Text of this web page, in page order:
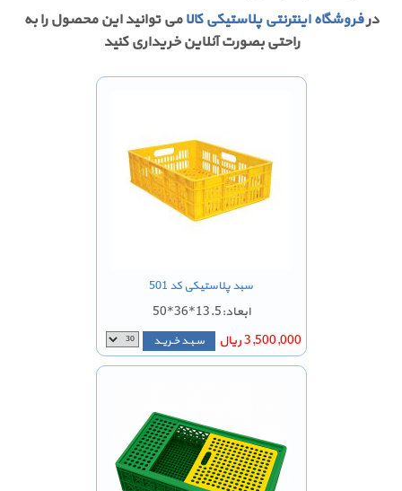
درفروشگاه اینترنتی پلاستیکی کالامی توانید این محصول را به
راحتی بصورت آنلاین خریداری کنید
سبد پلاستیکی کد 501
ابعاد:13.5*36*50
3,500,000 ریال
سـبـد خـریـد